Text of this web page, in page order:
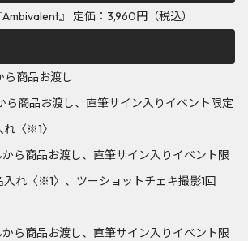
』 定価：3,960円（税込）
ら商品お渡し
ら商品お渡し、直筆サイン入りイベント限定
〈※1〉
ら商品お渡し、直筆サイン入りイベント限
入れ〈※1〉、ツーショットチェキ撮影1回
ら商品お渡し、直筆サイン入りイベント限